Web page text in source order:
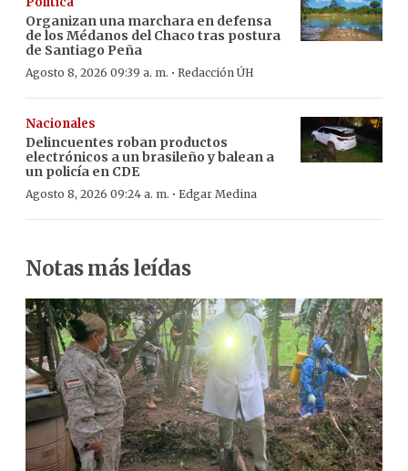
Organizan una marchara en defensa
de los Médanos del Chaco tras postura
de Santiago Peña
Agosto 8, 2026 09:39 a. m. · Redacción ÚH
Nacionales
Delincuentes roban productos
electrónicos a un brasileño y balean a
un policía en CDE
Agosto 8, 2026 09:24 a. m. · Edgar Medina
Notas más leídas